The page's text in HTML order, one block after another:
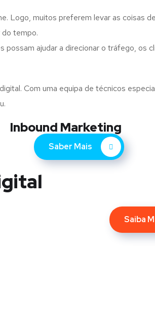
Logo, muitos preferem levar as coisas
do tempo.
ajudar a direcionar o tráfego, os
Com uma equipa de técnicos
Inbound Marketing
Saber Mais
Saiba